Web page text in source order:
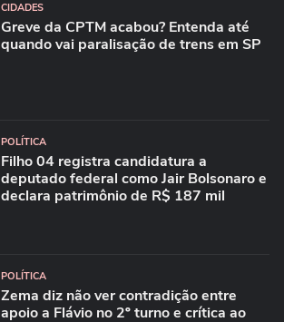
CIDADES
Greve da CPTM acabou? Entenda até
quando vai paralisação de trens em SP
POLÍTICA
Filho 04 registra candidatura a
deputado federal como Jair Bolsonaro e
declara patrimônio de R$ 187 mil
POLÍTICA
Zema diz não ver contradição entre
apoio a Flávio no 2º turno e crítica ao